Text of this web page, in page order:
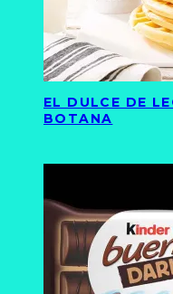
EL DULCE DE
BOTANA